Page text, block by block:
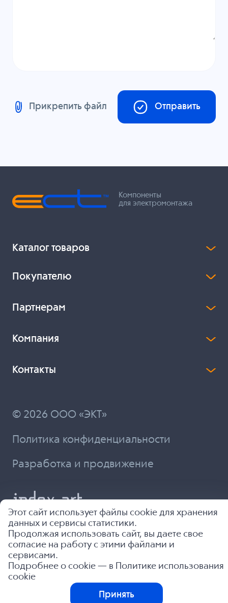
Прикрепить файл Отправить
Компоненты
для электромонтажа
Каталог товаров
Покупателю
Партнерам
Компания
Контакты
© 2026 ООО «ЭКТ»
Политика конфиденциальности
Разработка и продвижение
Этот сайт использует файлы cookie для хранения
данных и сервисы статистики.
Продолжая использовать сайт, вы даете свое
согласие на работу с этими файлами и
сервисами.
Подробнее о cookie — в
Политике использования
cookie
Принять